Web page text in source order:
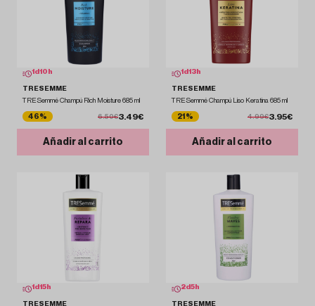
1 d 10 h
TRESEMME
TRESemmé Champú Rich Moisture 685 ml
46% 6.50€3.49€
Añadir al carrito
1 d 13 h
TRESEMME
TRESemmé Champú Liso Keratina 685 ml
21% 4.99€3.95€
Añadir al carrito
1 d 15 h
TRESEMME
2d 5 h
TRESEMME